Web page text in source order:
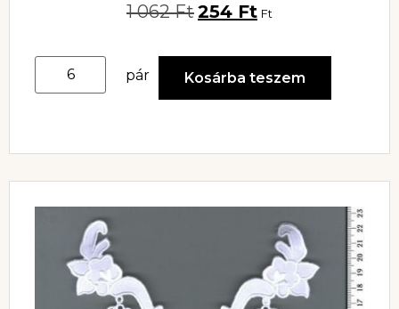
1 062Ft254 Ft Ft
pár Kosárba teszem